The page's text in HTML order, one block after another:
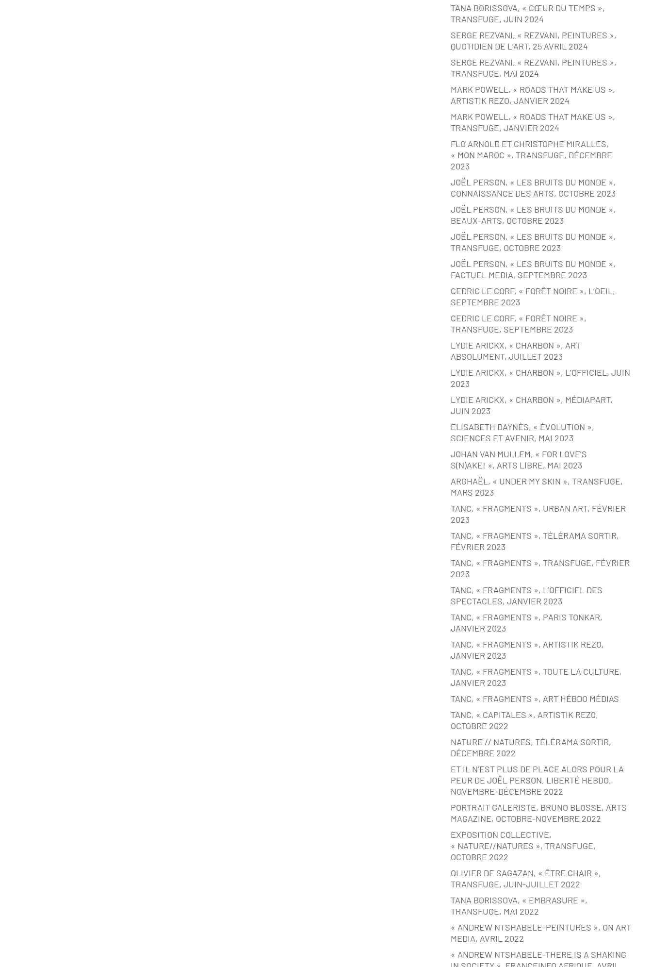
TANA BORISSOVA, « CŒUR DU TEMPS »,
TRANSFUGE, JUIN 2024
SERGE REZVANI, « REZVANI, PEINTURES »,
QUOTIDIEN DE L’ART, 25 AVRIL 2024
SERGE REZVANI, « REZVANI, PEINTURES »,
TRANSFUGE, MAI 2024
MARK POWELL, « ROADS THAT MAKE US »,
ARTISTIK REZO, JANVIER 2024
MARK POWELL, « ROADS THAT MAKE US »,
TRANSFUGE, JANVIER 2024
FLO ARNOLD ET CHRISTOPHE MIRALLES,
« MON MAROC », TRANSFUGE, DÉCEMBRE
2023
JOËL PERSON, « LES BRUITS DU MONDE »,
CONNAISSANCE DES ARTS, OCTOBRE 2023
JOËL PERSON, « LES BRUITS DU MONDE »,
BEAUX-ARTS, OCTOBRE 2023
JOËL PERSON, « LES BRUITS DU MONDE »,
TRANSFUGE, OCTOBRE 2023
JOËL PERSON, « LES BRUITS DU MONDE »,
FACTUEL MEDIA, SEPTEMBRE 2023
CEDRIC LE CORF, « FORÊT NOIRE », L’OEIL,
SEPTEMBRE 2023
CEDRIC LE CORF, « FORÊT NOIRE »,
TRANSFUGE, SEPTEMBRE 2023
LYDIE ARICKX, « CHARBON », ART
ABSOLUMENT, JUILLET 2023
LYDIE ARICKX, « CHARBON », L’OFFICIEL, JUIN
2023
LYDIE ARICKX, « CHARBON », MÉDIAPART,
JUIN 2023
ELISABETH DAYNÈS, « ÉVOLUTION »,
SCIENCES ET AVENIR, MAI 2023
JOHAN VAN MULLEM, « FOR LOVE’S
S(N)AKE! », ARTS LIBRE, MAI 2023
ARGHAËL, « UNDER MY SKIN », TRANSFUGE,
MARS 2023
TANC, « FRAGMENTS », URBAN ART, FÉVRIER
2023
TANC, « FRAGMENTS », TÉLÉRAMA SORTIR,
FÉVRIER 2023
TANC, « FRAGMENTS », TRANSFUGE, FÉVRIER
2023
TANC, « FRAGMENTS », L’OFFICIEL DES
SPECTACLES, JANVIER 2023
TANC, « FRAGMENTS », PARIS TONKAR,
JANVIER 2023
TANC, « FRAGMENTS », ARTISTIK REZO,
JANVIER 2023
TANC, « FRAGMENTS », TOUTE LA CULTURE,
JANVIER 2023
TANC, « FRAGMENTS », ART HÉBDO MÉDIAS
TANC, « CAPITALES », ARTISTIK REZ0,
OCTOBRE 2022
NATURE // NATURES, TÉLÉRAMA SORTIR,
DÉCEMBRE 2022
ET IL N’EST PLUS DE PLACE ALORS POUR LA
PEUR DE JOËL PERSON, LIBERTÉ HEBDO,
NOVEMBRE-DÉCEMBRE 2022
PORTRAIT GALERISTE, BRUNO BLOSSE, ARTS
MAGAZINE, OCTOBRE-NOVEMBRE 2022
EXPOSITION COLLECTIVE,
« NATURE//NATURES », TRANSFUGE,
OCTOBRE 2022
OLIVIER DE SAGAZAN, « ÊTRE CHAIR »,
TRANSFUGE, JUIN-JUILLET 2022
TANA BORISSOVA, « EMBRASURE »,
TRANSFUGE, MAI 2022
« ANDREW NTSHABELE-PEINTURES », ON ART
MEDIA, AVRIL 2022
« ANDREW NTSHABELE-THERE IS A SHAKING